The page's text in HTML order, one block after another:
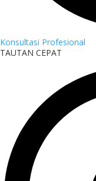
Konsultasi Profesional
TAUTAN CEPAT